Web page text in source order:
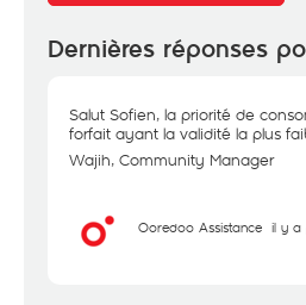
Dernières réponses
Salut Sofien, la priorité de
forfait ayant la validité la plus
Wajih, Community Manager
Ooredoo Assistance il y a